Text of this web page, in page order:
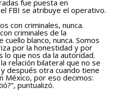
fue puesta en
FBI se atribuye el operativo.
con criminales, nunca.
criminales de la
cuello blanco, nunca. Somos
por la honestidad y por
que nos da la autoridad.
relación bilateral que no se
después otra cuando tiene
México, por eso decimos:
puntualizó.